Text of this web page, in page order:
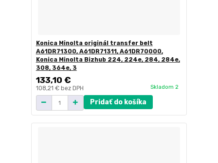
Konica Minolta originál transfer belt
A61DR71300, A61DR71311, A61DR70000,
Konica Minolta Bizhub 224, 224e, 284, 284e,
308, 364e, 3
133,10 €
108,21 € bez DPH Skladom 2
Pridať do košíka